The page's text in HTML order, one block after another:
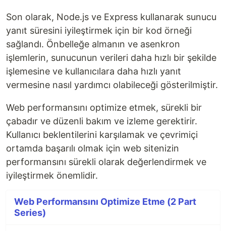
Son olarak, Node.js ve Express kullanarak sunucu
yanıt süresini iyileştirmek için bir kod örneği
sağlandı. Önbelleğe almanın ve asenkron
işlemlerin, sunucunun verileri daha hızlı bir şekilde
işlemesine ve kullanıcılara daha hızlı yanıt
vermesine nasıl yardımcı olabileceği gösterilmiştir.
Web performansını optimize etmek, sürekli bir
çabadır ve düzenli bakım ve izleme gerektirir.
Kullanıcı beklentilerini karşılamak ve çevrimiçi
ortamda başarılı olmak için web sitenizin
performansını sürekli olarak değerlendirmek ve
iyileştirmek önemlidir.
Web Performansını Optimize Etme (2 Part
Series)